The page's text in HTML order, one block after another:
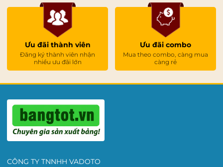
Ưu đãi thành viên
Đăng ký thành viên nhận
nhiều ưu đãi lớn
Ưu đãi combo
Mua theo combo, càng mua
càng rẻ
CÔNG TY TNNHH VADOTO